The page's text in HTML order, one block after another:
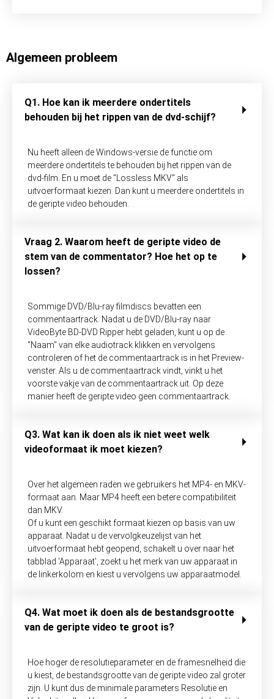
Algemeen probleem
Q1. Hoe kan ik meerdere ondertitels
behouden bij het rippen van de dvd-schijf?
Nu heeft alleen de Windows-versie de functie om
meerdere ondertitels te behouden bij het rippen van de
dvd-film. En u moet de "Lossless MKV" als
uitvoerformaat kiezen. Dan kunt u meerdere ondertitels in
de geripte video behouden.
Vraag 2. Waarom heeft de geripte video de
stem van de commentator? Hoe het op te
lossen?
Sommige DVD/Blu-ray filmdiscs bevatten een
commentaartrack. Nadat u de DVD/Blu-ray naar
VideoByte BD-DVD Ripper hebt geladen, kunt u op de
"Naam" van elke audiotrack klikken en vervolgens
controleren of het de commentaartrack is in het Preview-
venster. Als u de commentaartrack vindt, vinkt u het
voorste vakje van de commentaartrack uit. Op deze
manier heeft de geripte video geen commentaartrack.
Q3. Wat kan ik doen als ik niet weet welk
videoformaat ik moet kiezen?
Over het algemeen raden we gebruikers het MP4- en MKV-
formaat aan. Maar MP4 heeft een betere compatibiliteit
dan MKV.
Of u kunt een geschikt formaat kiezen op basis van uw
apparaat. Nadat u de vervolgkeuzelijst van het
uitvoerformaat hebt geopend, schakelt u over naar het
tabblad 'Apparaat', zoekt u het merk van uw apparaat in
de linkerkolom en kiest u vervolgens uw apparaatmodel.
Q4. Wat moet ik doen als de bestandsgrootte
van de geripte video te groot is?
Hoe hoger de resolutieparameter en de framesnelheid die
u kiest, de bestandsgrootte van de geripte video zal groter
zijn. U kunt dus de minimale parameters Resolutie en